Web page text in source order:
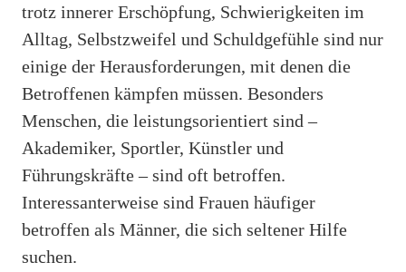
trotz innerer Erschöpfung, Schwierigkeiten im
Alltag, Selbstzweifel und Schuldgefühle sind nur
einige der Herausforderungen, mit denen die
Betroffenen kämpfen müssen. Besonders
Menschen, die leistungsorientiert sind –
Akademiker, Sportler, Künstler und
Führungskräfte – sind oft betroffen.
Interessanterweise sind Frauen häufiger
betroffen als Männer, die sich seltener Hilfe
suchen.